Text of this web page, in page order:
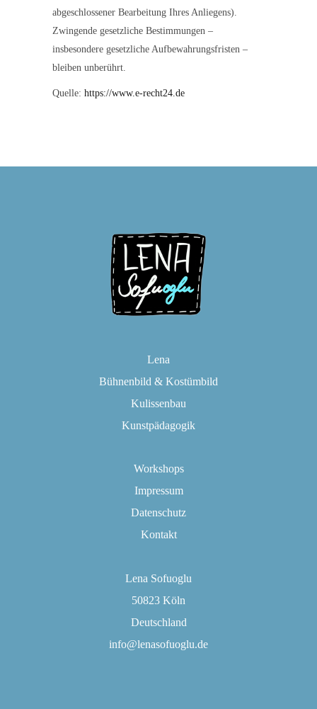
abgeschlossener Bearbeitung Ihres Anliegens).
Zwingende gesetzliche Bestimmungen –
insbesondere gesetzliche Aufbewahrungsfristen –
bleiben unberührt.
Quelle: https://www.e-recht24.de
Lena
Bühnenbild & Kostümbild
Kulissenbau
Kunstpädagogik
Workshops
Impressum
Datenschutz
Kontakt
Lena Sofuoglu
50823 Köln
Deutschland
info@lenasofuoglu.de